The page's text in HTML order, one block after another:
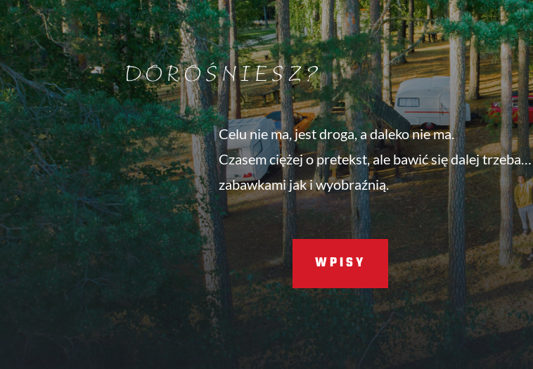
DOROŚNIESZ?
Celu nie ma, jest droga, a daleko nie ma.
Czasem ciężej o pretekst, ale bawić się dalej trzeba…
zabawkami jak i wyobraźnią.
WPISY